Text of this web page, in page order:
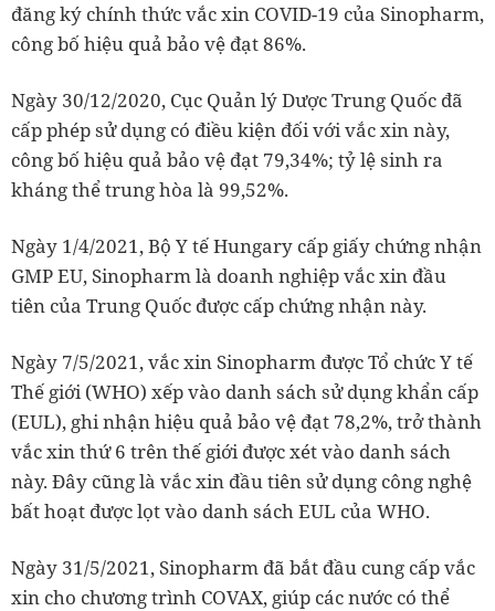
đăng ký chính thức vắc xin COVID-19 của Sinopharm,
công bố hiệu quả bảo vệ đạt 86%.
Ngày 30/12/2020, Cục Quản lý Dược Trung Quốc đã
cấp phép sử dụng có điều kiện đối với vắc xin này,
công bố hiệu quả bảo vệ đạt 79,34%; tỷ lệ sinh ra
kháng thể trung hòa là 99,52%.
Ngày 1/4/2021, Bộ Y tế Hungary cấp giấy chứng nhận
GMP EU, Sinopharm là doanh nghiệp vắc xin đầu
tiên của Trung Quốc được cấp chứng nhận này.
Ngày 7/5/2021, vắc xin Sinopharm được Tổ chức Y tế
Thế giới (WHO) xếp vào danh sách sử dụng khẩn cấp
(EUL), ghi nhận hiệu quả bảo vệ đạt 78,2%, trở thành
vắc xin thứ 6 trên thế giới được xét vào danh sách
này. Đây cũng là vắc xin đầu tiên sử dụng công nghệ
bất hoạt được lọt vào danh sách EUL của WHO.
Ngày 31/5/2021, Sinopharm đã bắt đầu cung cấp vắc
xin cho chương trình COVAX, giúp các nước có thể